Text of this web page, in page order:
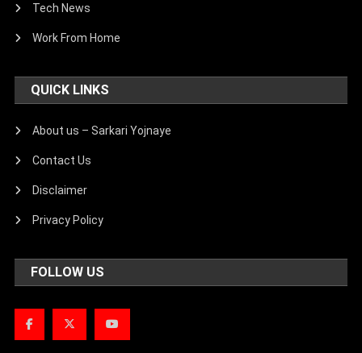
Tech News
Work From Home
QUICK LINKS
About us – Sarkari Yojnaye
Contact Us
Disclaimer
Privacy Policy
FOLLOW US